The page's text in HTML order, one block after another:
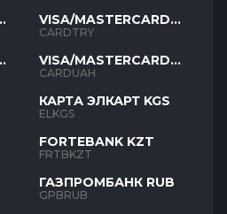
VISA/MASTERCARD
TYR
CARDTRY
VISA/MASTERCARD
UAH
CARDUAH
КАРТА ЭЛКАРТ KGS
ELKGS
FORTEBANK KZT
FRTBKZT
ГАЗПРОМБАНК RUB
GPBRUB